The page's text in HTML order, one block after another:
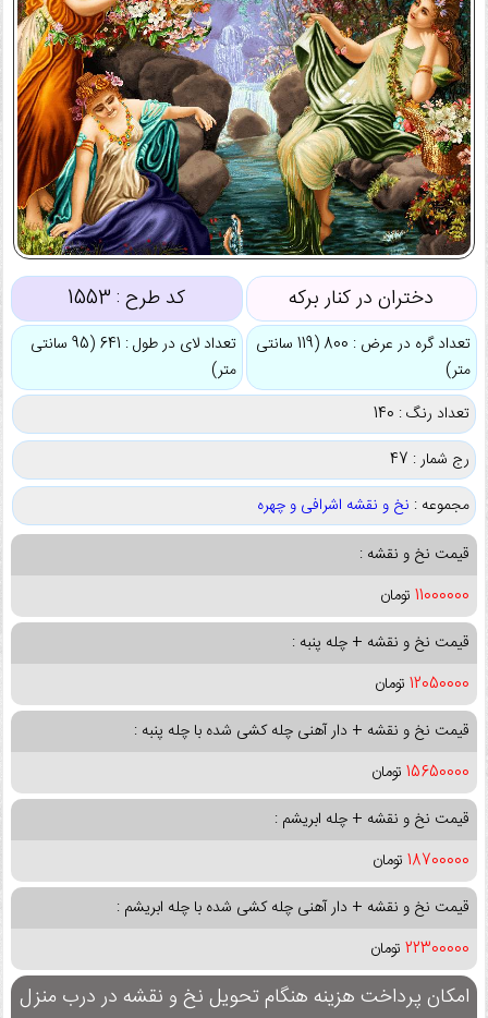
دختران در کنار برکه کد طرح : 1553
تعداد گره در عرض : 800 (119 سانتی
متر)
تعداد لای در طول : 641 (95 سانتی
متر)
تعداد رنگ : 140
رج شمار : 47
مجموعه : نخ و نقشه اشرافی و چهره
قیمت نخ و نقشه :
11000000 تومان
قیمت نخ و نقشه + چله پنبه :
12050000 تومان
قیمت نخ و نقشه + دار آهنی چله کشی شده با چله پنبه :
15650000 تومان
قیمت نخ و نقشه + چله ابریشم :
18700000 تومان
قیمت نخ و نقشه + دار آهنی چله کشی شده با چله ابریشم :
22300000 تومان
امکان پرداخت هزینه هنگام تحویل نخ و نقشه در درب منزل